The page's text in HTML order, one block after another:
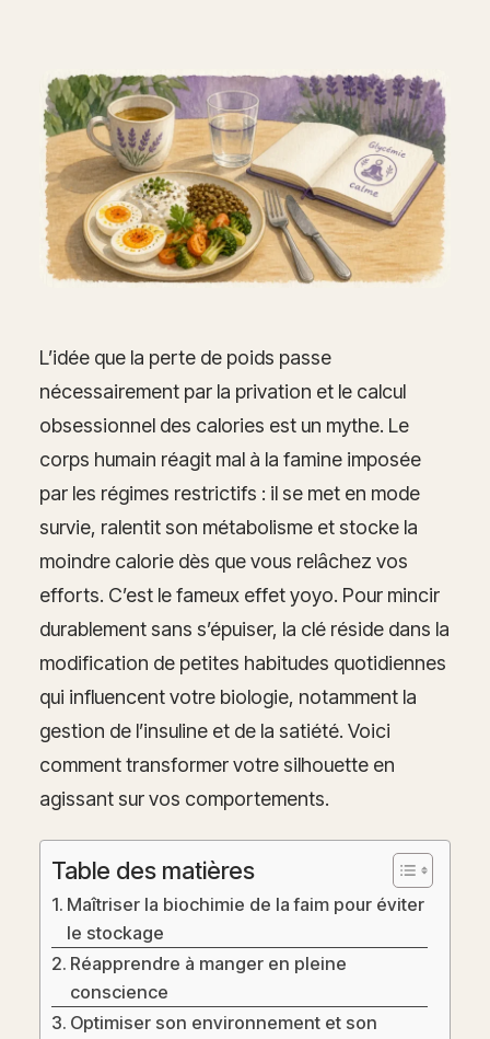
L’idée que la perte de poids passe
nécessairement par la privation et le calcul
obsessionnel des calories est un mythe. Le
corps humain réagit mal à la famine imposée
par les régimes restrictifs : il se met en mode
survie, ralentit son métabolisme et stocke la
moindre calorie dès que vous relâchez vos
efforts. C’est le fameux effet yoyo. Pour mincir
durablement sans s’épuiser, la clé réside dans la
modification de petites habitudes quotidiennes
qui influencent votre biologie, notamment la
gestion de l’insuline et de la satiété. Voici
comment transformer votre silhouette en
agissant sur vos comportements.
Table des matières
Maîtriser la biochimie de la faim pour éviter
le stockage
Réapprendre à manger en pleine
conscience
Optimiser son environnement et son